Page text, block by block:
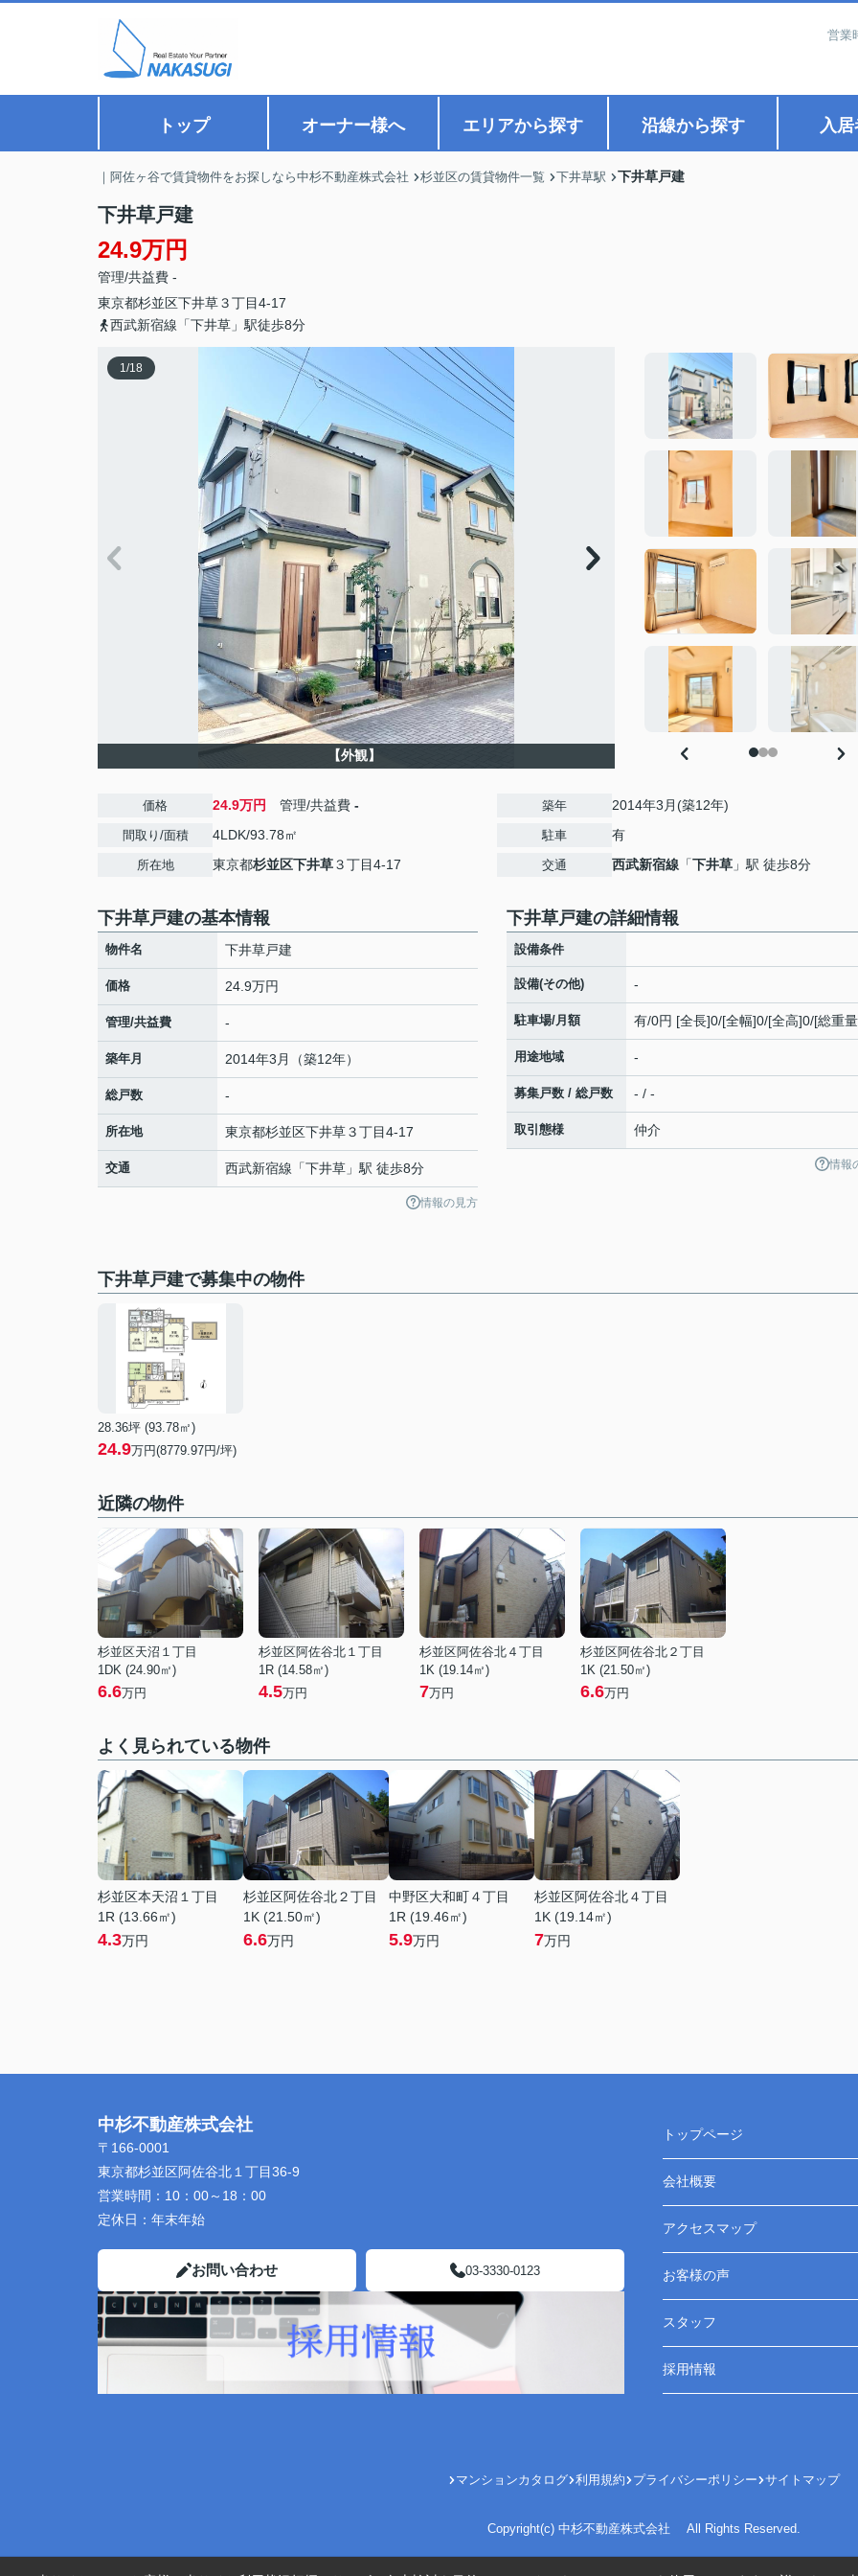
営業
トップ オーナー様へ エリアから探す 沿線から探す 入
｜阿佐ヶ谷で賃貸物件をお探しなら中杉不動産株式会社 杉並区の賃貸物件一覧 下井草駅 下井草戸建
下井草戸建
24.9万円
管理/共益費 -
東京都杉並区下井草３丁目4-17
西武新宿線「下井草」駅徒歩8分
1/18
【外観】
価格 24.9万円 管理/共益費 -
間取り/面積 4LDK/93.78㎡
所在地 東京都杉並区下井草３丁目4-17
築年 2014年3月(築12年)
駐車 有
交通 西武新宿線 「下井草 」駅 徒歩8分
下井草戸建の基本情報
物件名 下井草戸建
価格 24.9万円
管理/共益費 -
築年月 2014年3月（築12年）
総戸数 -
所在地 東京都杉並区下井草３丁目4-17
交通 西武新宿線 「下井草 」駅 徒歩8分
情報の見方
下井草戸建の詳細情報
設備条件
設備(その他) -
駐車場/月額 有/0円 [全長]0/[全幅]0/[全高]0/[総重
用途地域 -
募集戸数 / 総戸数 - / -
取引態様 仲介
情報
下井草戸建で募集中の物件
28.36坪 (93.78㎡)
24.9万円(8779.97円/坪)
近隣の物件
杉並区天沼１丁目
1DK (24.90㎡)
6.6万円
杉並区阿佐谷北１丁目
1R (14.58㎡)
4.5万円
杉並区阿佐谷北４丁目
1K (19.14㎡)
7万円
杉並区阿佐谷北２丁目
1K (21.50㎡)
6.6万円
よく見られている物件
杉並区本天沼１丁目
1R (13.66㎡)
4.3万円
杉並区阿佐谷北２丁目
1K (21.50㎡)
6.6万円
中野区大和町４丁目
1R (19.46㎡)
5.9万円
杉並区阿佐谷北４丁目
1K (19.14㎡)
7万円
中杉不動産株式会社
〒166-0001
東京都杉並区阿佐谷北１丁目36-9
営業時間： 10：00～18：00
定休日： 年末年始
お問い合わせ 03-3330-0123
トップページ
会社概要
アクセスマップ
お客様の声
スタッフ
採用情報
マンションカタログ 利用規約 プライバシーポリシー サイトマップ
Copyright(c) 中杉不動産株式会社 All Rights Reserved.